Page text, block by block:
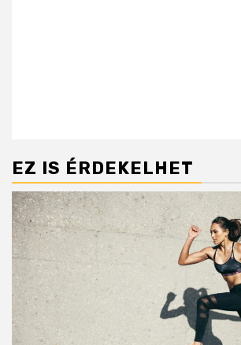
EZ IS ÉRDEKELHET